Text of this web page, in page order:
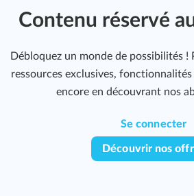
Contenu réservé
Débloquez un monde de possibilités
ressources exclusives,
encore en découvrant nos
Se connecter
Découvrir nos